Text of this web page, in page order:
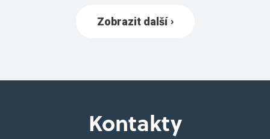
Zobrazit další
Kontakty